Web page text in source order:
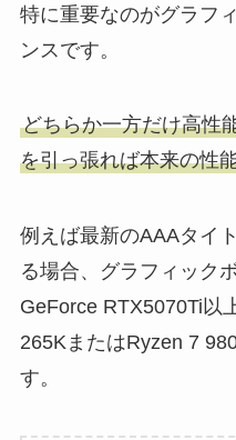
特に重要なのがグラフ
ンスです。
どちらか一方だけ高性
を引っ張れば本来の性
例えば最新のAAAタイ
る場合、グラフィック
GeForce RTX5070Ti以
265KまたはRyzen 7
す。